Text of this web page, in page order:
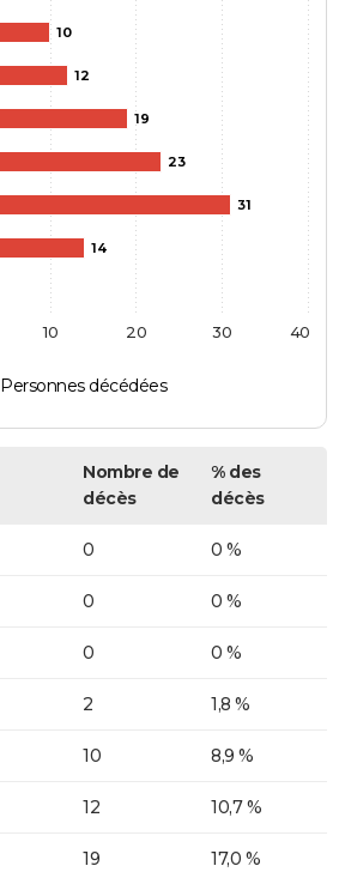
10
12
19
23
31
14
Personnes décédées
10 20 30 40
Nombre de
décès
% des
décès
0 0 %
0 0 %
0 0 %
2 1,8 %
10 8,9 %
12 10,7 %
19 17,0 %